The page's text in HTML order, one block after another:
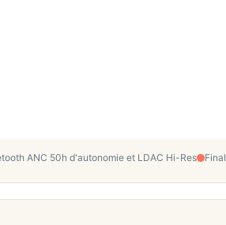
ANC 50h d'autonomie et LDAC Hi-Res